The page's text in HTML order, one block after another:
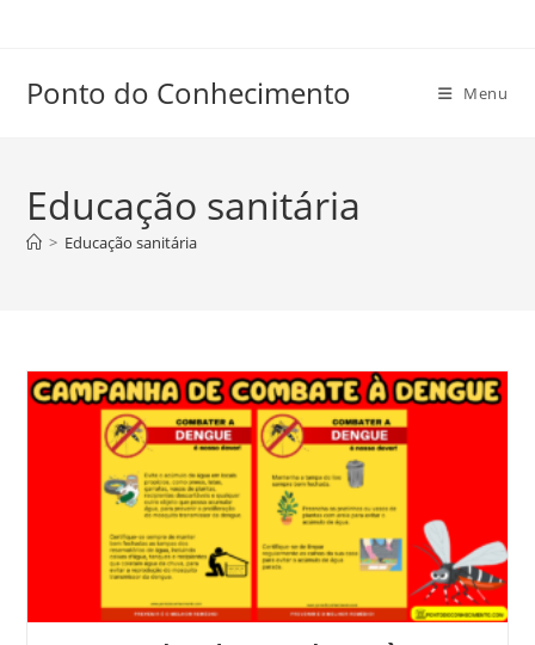
conteúdo
Ponto do Conhecimento Menu
Educação sanitária
> Educação sanitária